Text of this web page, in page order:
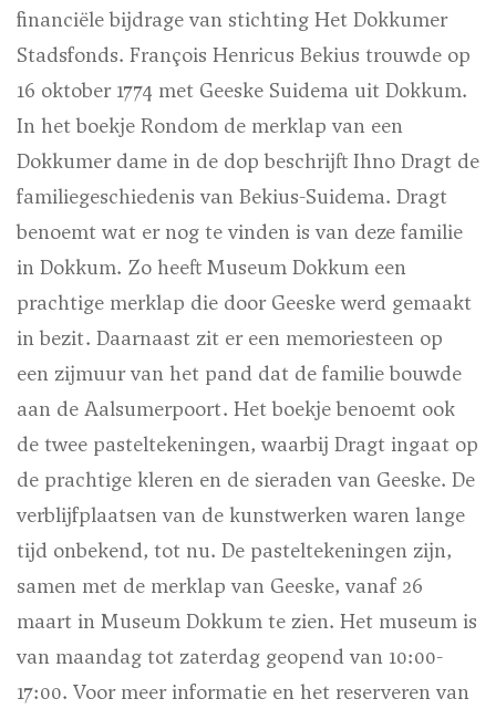
financiële bijdrage van stichting Het Dokkumer
Stadsfonds. François Henricus Bekius trouwde op
16 oktober 1774 met Geeske Suidema uit Dokkum.
In het boekje Rondom de merklap van een
Dokkumer dame in de dop beschrijft Ihno Dragt de
familiegeschiedenis van Bekius-Suidema. Dragt
benoemt wat er nog te vinden is van deze familie
in Dokkum. Zo heeft Museum Dokkum een
prachtige merklap die door Geeske werd gemaakt
in bezit. Daarnaast zit er een memoriesteen op
een zijmuur van het pand dat de familie bouwde
aan de Aalsumerpoort. Het boekje benoemt ook
de twee pasteltekeningen, waarbij Dragt ingaat op
de prachtige kleren en de sieraden van Geeske. De
verblijfplaatsen van de kunstwerken waren lange
tijd onbekend, tot nu. De pasteltekeningen zijn,
samen met de merklap van Geeske, vanaf 26
maart in Museum Dokkum te zien. Het museum is
van maandag tot zaterdag geopend van 10:00-
17:00. Voor meer informatie en het reserveren van